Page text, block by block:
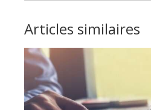
Articles similaires